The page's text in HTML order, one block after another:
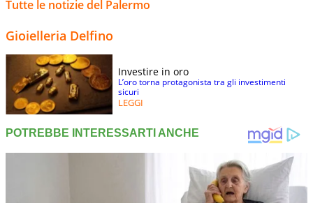
Tutte le notizie del Palermo
Gioielleria Delfino
Investire in oro
L’oro torna protagonista tra gli investimenti
sicuri
LEGGI